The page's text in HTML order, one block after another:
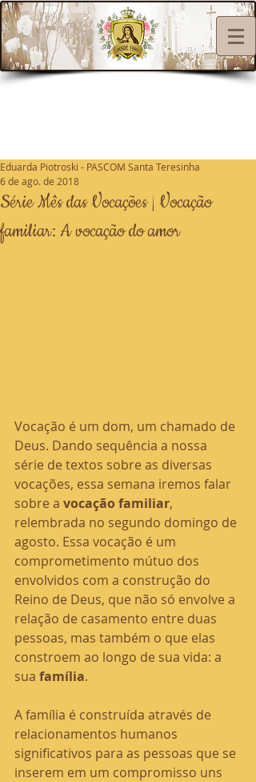
Série Mês das Vocações | Vocação
familiar: A vocação do amor
Eduarda Piotroski - PASCOM Santa Teresinha
6 de ago. de 2018
Vocação é um dom, um chamado de
Deus. Dando sequência a nossa
série de textos sobre as diversas
vocações, essa semana iremos falar
sobre a vocação familiar,
relembrada no segundo domingo de
agosto. Essa vocação é um
comprometimento mútuo dos
envolvidos com a construção do
Reino de Deus, que não só envolve a
relação de casamento entre duas
pessoas, mas também o que elas
constroem ao longo de sua vida: a
sua família.
A família é construída através de
relacionamentos humanos
significativos para as pessoas que se
inserem em um compromisso uns